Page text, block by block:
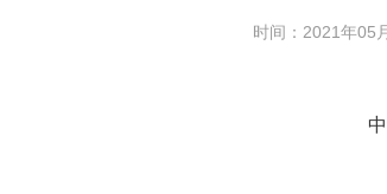
时间：2021年05